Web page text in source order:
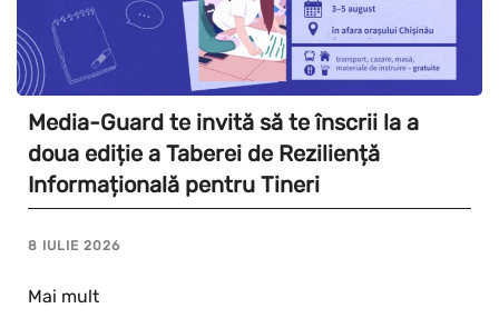
Media-Guard te invită să te înscrii la a
doua ediție a Taberei de Reziliență
Informațională pentru Tineri
8 IULIE 2026
Mai mult